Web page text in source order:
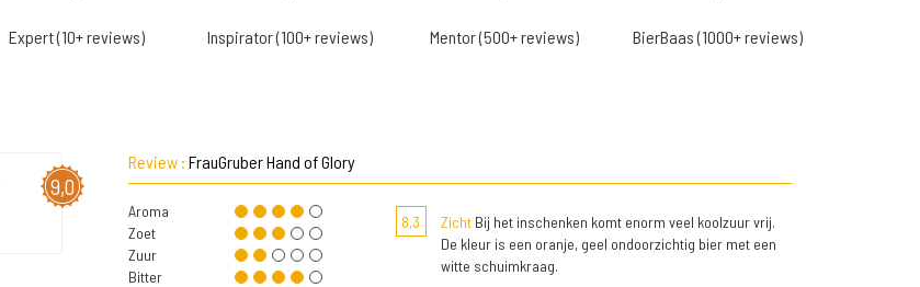
Expert (10+ reviews) Inspirator (100+ reviews) Mentor (500+ reviews) BierBaas (1000+ reviews)
9,0
Review : FrauGruber Hand of Glory
Aroma
Zoet
Zuur
Bitter
8,3 ZichtBij het inschenken komt enorm veel koolzuur vrij.
De kleur is een oranje, geel ondoorzichtig bier met een
witte schuimkraag.